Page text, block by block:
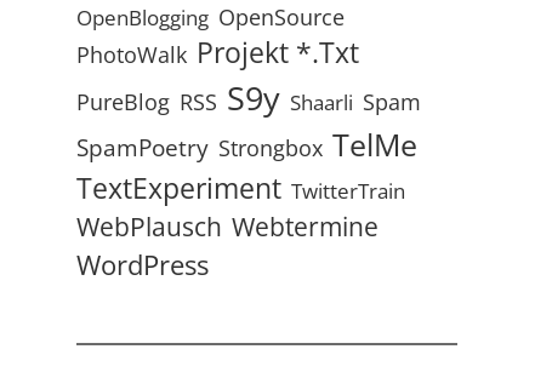
OpenBlogging OpenSource
PhotoWalk Projekt *.txt
PureBlog RSS S9y Shaarli Spam
SpamPoetry Strongbox TelMe
TextExperiment TwitterTrain
WebPlausch Webtermine
WordPress